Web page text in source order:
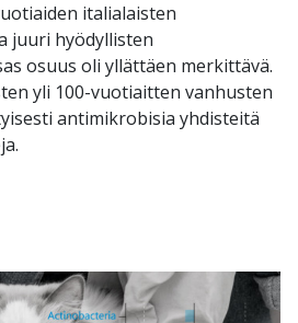
italialaisten
juuri hyödyllisten
osuus oli yllättäen merkittävä.
yli 100-vuotiaitten vanhusten
antimikrobisia yhdisteitä